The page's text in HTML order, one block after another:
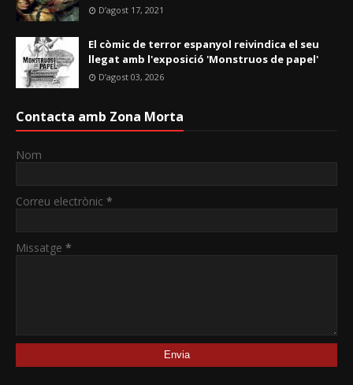
D’agost 17, 2021
El còmic de terror espanyol reivindica el seu
llegat amb l'exposició 'Monstruos de papel'
D’agost 03, 2026
Contacta amb Zona Morta
Nom
Correu electrònic *
Missatge *